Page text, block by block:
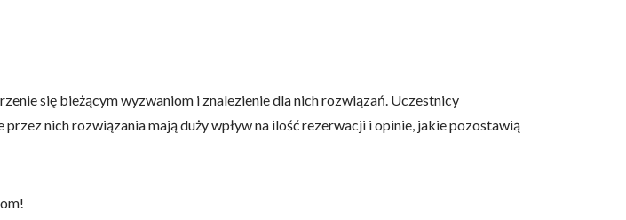
się bieżącym wyzwaniom i znalezienie dla nich rozwiązań. Uczestnicy
nich rozwiązania mają duży wpływ na ilość rezerwacji i opinie, jakie pozostawią
wraz z dostawcami poszczególnych ciasteczek.
Akceptuj wszystko